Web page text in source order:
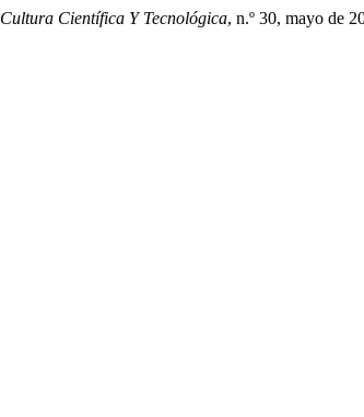
Cultura Científica Y Tecnológica, n.º 30, mayo de